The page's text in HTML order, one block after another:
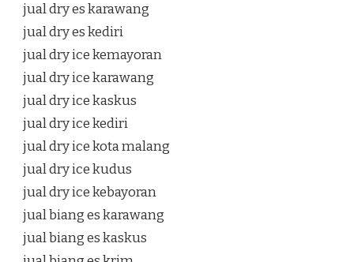
jual dry es karawang
jual dry es kediri
jual dry ice kemayoran
jual dry ice karawang
jual dry ice kaskus
jual dry ice kediri
jual dry ice kota malang
jual dry ice kudus
jual dry ice kebayoran
jual biang es karawang
jual biang es kaskus